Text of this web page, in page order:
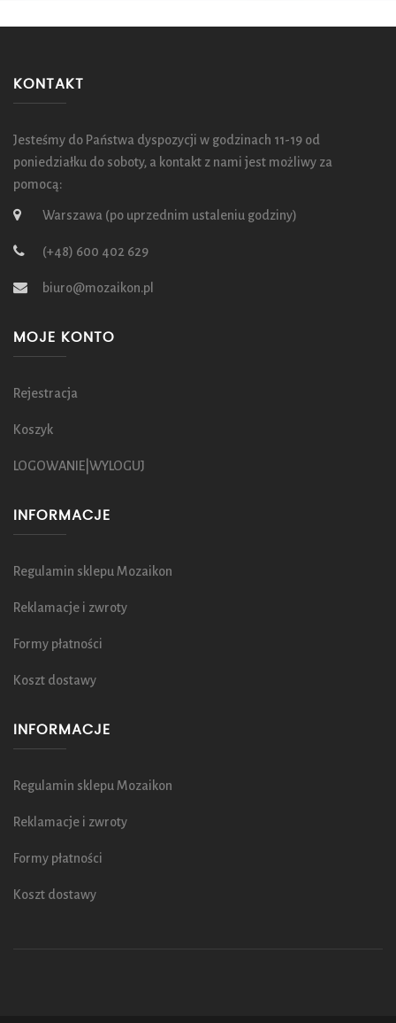
KONTAKT
Jesteśmy do Państwa dyspozycji w godzinach 11-19 od
poniedziałku do soboty, a kontakt z nami jest możliwy za
pomocą:
Warszawa (po uprzednim ustaleniu godziny)
(+48) 600 402 629
biuro@mozaikon.pl
MOJE KONTO
Rejestracja
Koszyk
LOGOWANIE|WYLOGUJ
INFORMACJE
Regulamin sklepu Mozaikon
Reklamacje i zwroty
Formy płatności
Koszt dostawy
INFORMACJE
Regulamin sklepu Mozaikon
Reklamacje i zwroty
Formy płatności
Koszt dostawy